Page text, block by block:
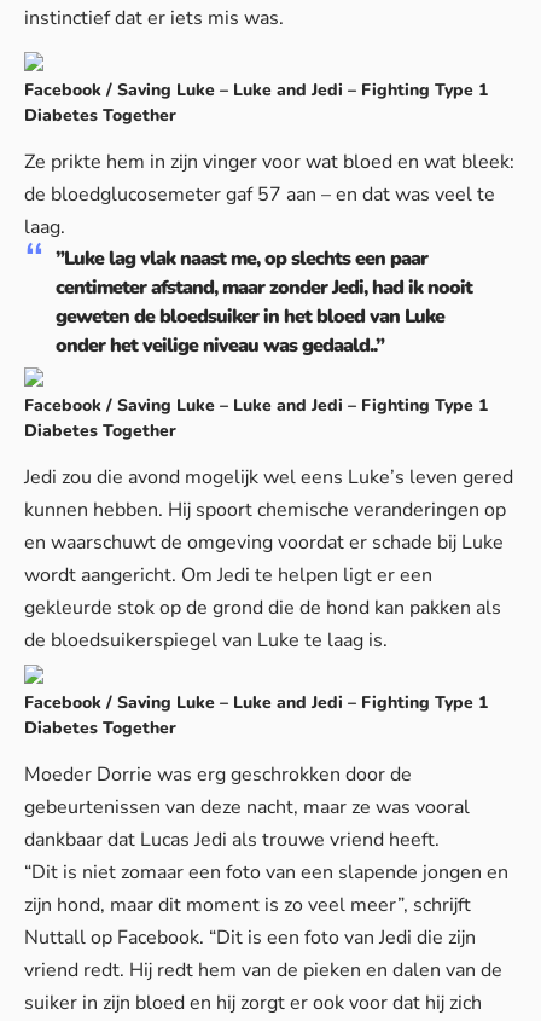
instinctief dat er iets mis was.
Facebook / Saving Luke – Luke and Jedi – Fighting Type 1
Diabetes Together
Ze prikte hem in zijn vinger voor wat bloed en wat bleek:
de bloedglucosemeter gaf 57 aan – en dat was veel te
laag.
”Luke lag vlak naast me, op slechts een paar
centimeter afstand, maar zonder Jedi, had ik nooit
geweten de bloedsuiker in het bloed van Luke
onder het veilige niveau was gedaald..”
Facebook / Saving Luke – Luke and Jedi – Fighting Type 1
Diabetes Together
Jedi zou die avond mogelijk wel eens Luke’s leven gered
kunnen hebben. Hij spoort chemische veranderingen op
en waarschuwt de omgeving voordat er schade bij Luke
wordt aangericht. Om Jedi te helpen ligt er een
gekleurde stok op de grond die de hond kan pakken als
de bloedsuikerspiegel van Luke te laag is.
Facebook / Saving Luke – Luke and Jedi – Fighting Type 1
Diabetes Together
Moeder Dorrie was erg geschrokken door de
gebeurtenissen van deze nacht, maar ze was vooral
dankbaar dat Lucas Jedi als trouwe vriend heeft.
“Dit is niet zomaar een foto van een slapende jongen en
zijn hond, maar dit moment is zo veel meer”, schrijft
Nuttall op Facebook. “Dit is een foto van Jedi die zijn
vriend redt. Hij redt hem van de pieken en dalen van de
suiker in zijn bloed en hij zorgt er ook voor dat hij zich